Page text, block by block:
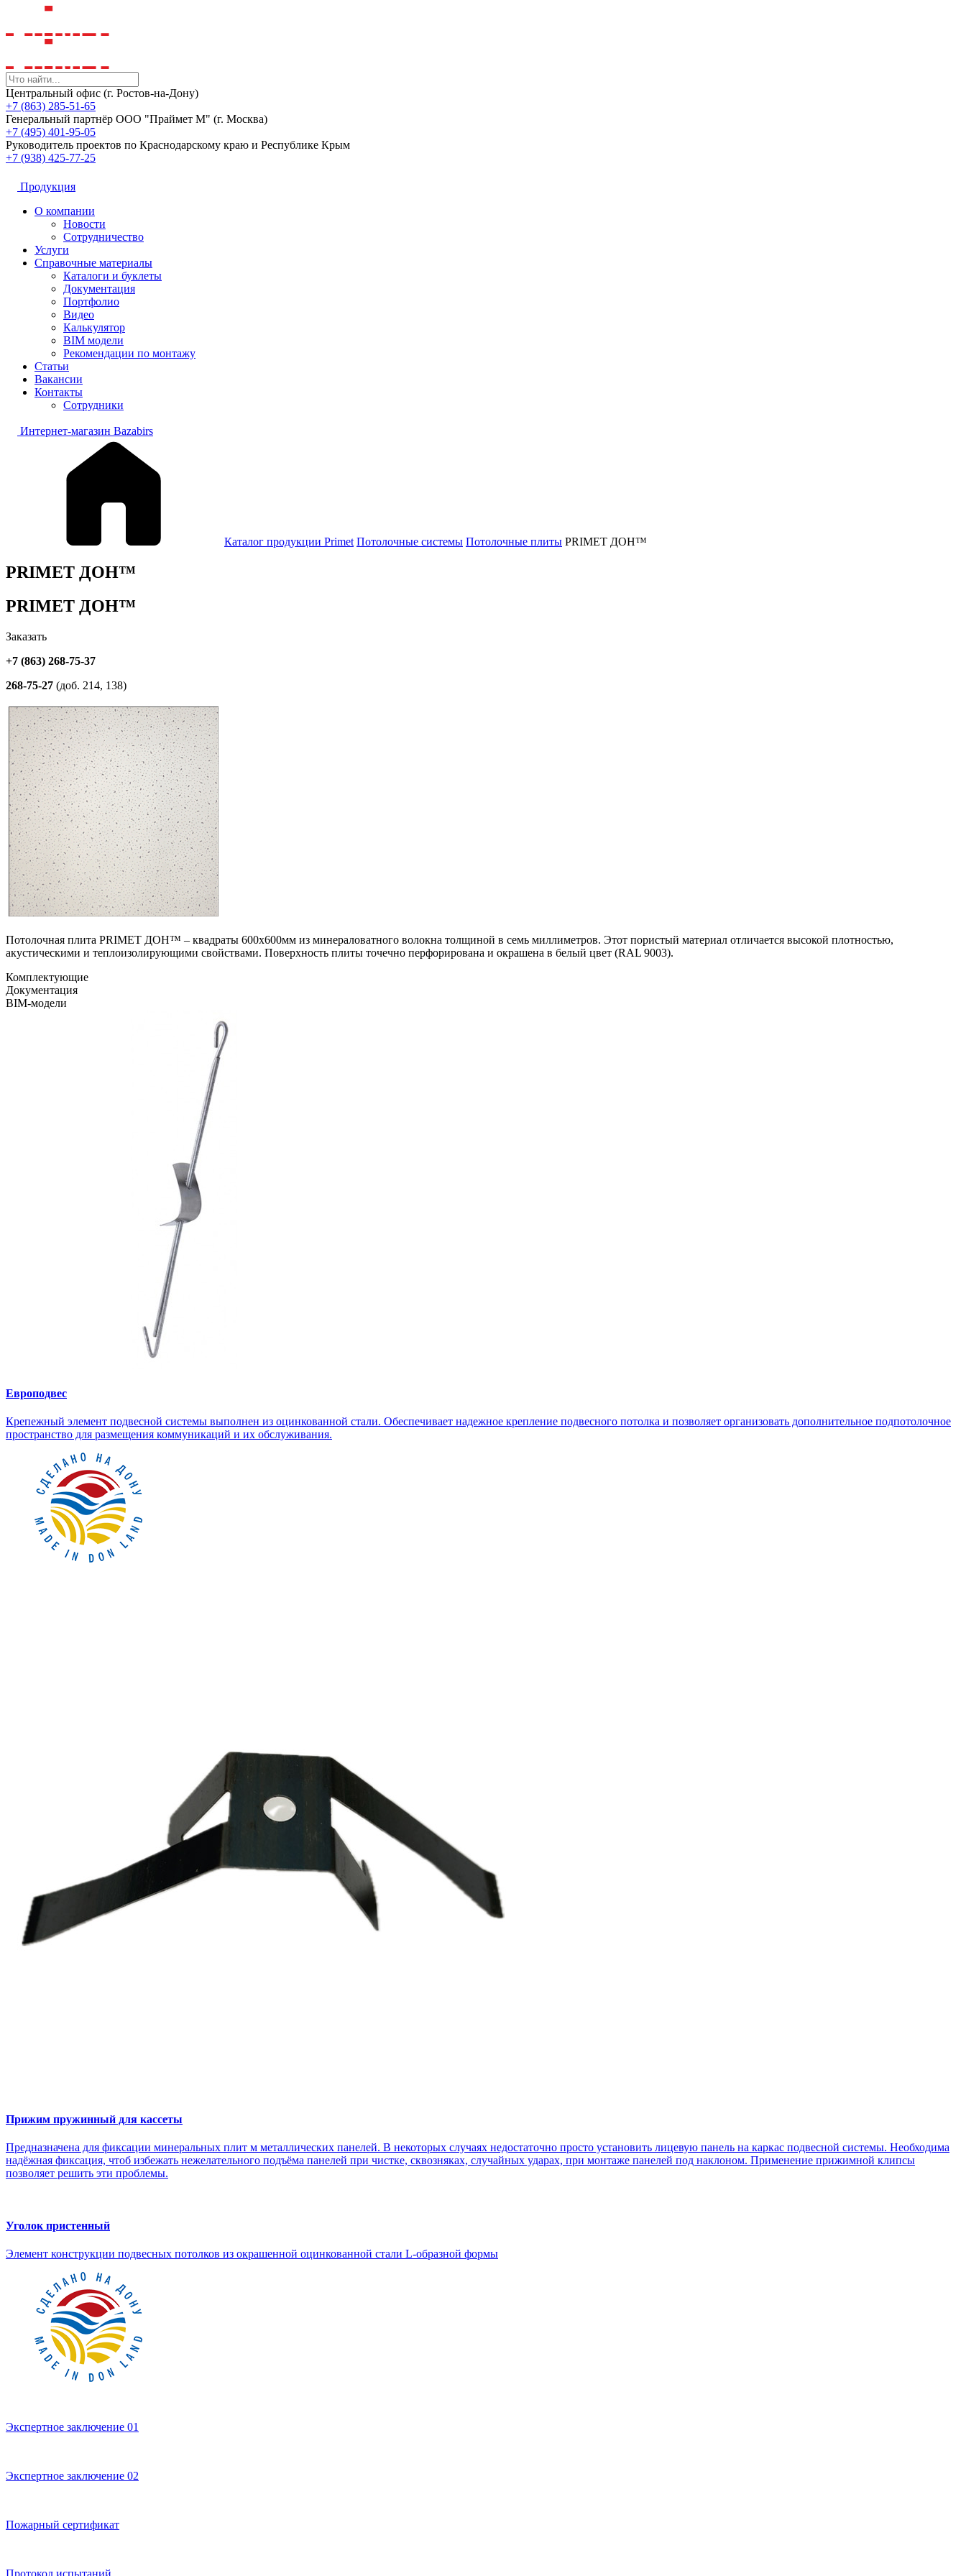
Центральный офис (г. Ростов-на-Дону)
+7 (863) 285-51-65
Генеральный партнёр ООО "Праймет М" (г. Москва)
+7 (495) 401-95-05
Руководитель проектов по Краснодарскому краю и Республике Крым
+7 (938) 425-77-25
Продукция
О компании
Новости
Сотрудничество
Услуги
Справочные материалы
Каталоги и буклеты
Документация
Портфолио
Видео
Калькулятор
BIM модели
Рекомендации по монтажу
Статьи
Вакансии
Контакты
Сотрудники
Интернет-магазин Bazabirs
Каталог продукции Primet Потолочные системы Потолочные плиты PRIMET ДОН™
PRIMET ДОН™
PRIMET ДОН™
Заказать
+7 (863) 268-75-37
268-75-27 (доб. 214, 138)
Потолочная плита PRIMET ДОН™ – квадраты 600x600мм из минераловатного волокна толщиной в семь миллиметров. Этот пористый материал отличается высокой плотностью,
акустическими и теплоизолирующими свойствами. Поверхность плиты точечно перфорирована и окрашена в белый цвет (RAL 9003).
Комплектующие
Документация
BIM-модели
Европодвес
Крепежный элемент подвесной системы выполнен из оцинкованной стали. Обеспечивает надежное крепление подвесного потолка и позволяет организовать дополнительное подпотолочное
пространство для размещения коммуникаций и их обслуживания.
Прижим пружинный для кассеты
Предназначена для фиксации минеральных плит м металлических панелей. В некоторых случаях недостаточно просто установить лицевую панель на каркас подвесной системы. Необходима
надёжная фиксация, чтоб избежать нежелательного подъёма панелей при чистке, сквозняках, случайных ударах, при монтаже панелей под наклоном. Применение прижимной клипсы
позволяет решить эти проблемы.
Уголок пристенный
Элемент конструкции подвесных потолков из окрашенной оцинкованной стали L-образной формы
Экспертное заключение 01
Экспертное заключение 02
Пожарный сертификат